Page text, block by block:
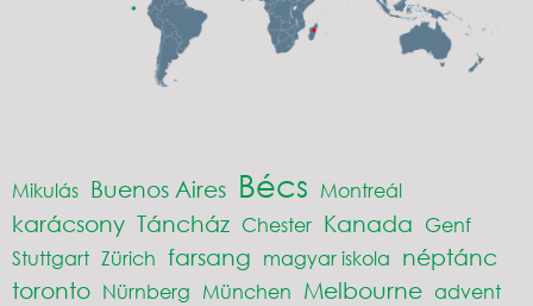
Mikulás Buenos Aires Bécs Montreál
karácsony Táncház Chester Kanada Genf
Stuttgart Zürich farsang magyar iskola néptánc
toronto Nürnberg München Melbourne advent